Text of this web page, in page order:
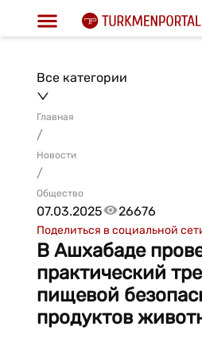
Все категории
Главная
/
Новости
/
Общество
07.03.2025 26676
Поделиться в социальной
В Ашхабаде
практический
пищевой
продуктов